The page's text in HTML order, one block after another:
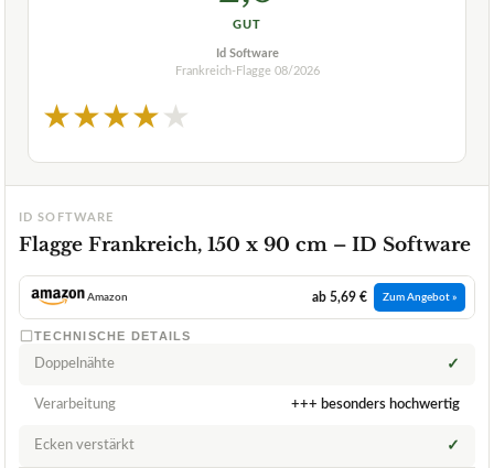
GUT
Id Software
Frankreich-Flagge 08/2026
★★★★★
ID SOFTWARE
Flagge Frankreich, 150 x 90 cm – ID Software
Amazon ab 5,69 € Zum Angebot »
TECHNISCHE DETAILS
Doppelnähte ✓
Verarbeitung +++ besonders hochwertig
Ecken verstärkt ✓